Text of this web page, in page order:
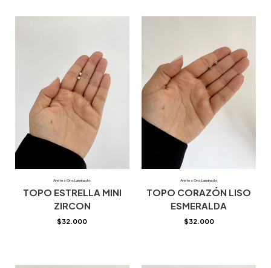
Aretes Oro Laminado
TOPO ESTRELLA MINI
ZIRCON
$32.000
Aretes Oro Laminado
TOPO CORAZÓN LISO
ESMERALDA
$32.000